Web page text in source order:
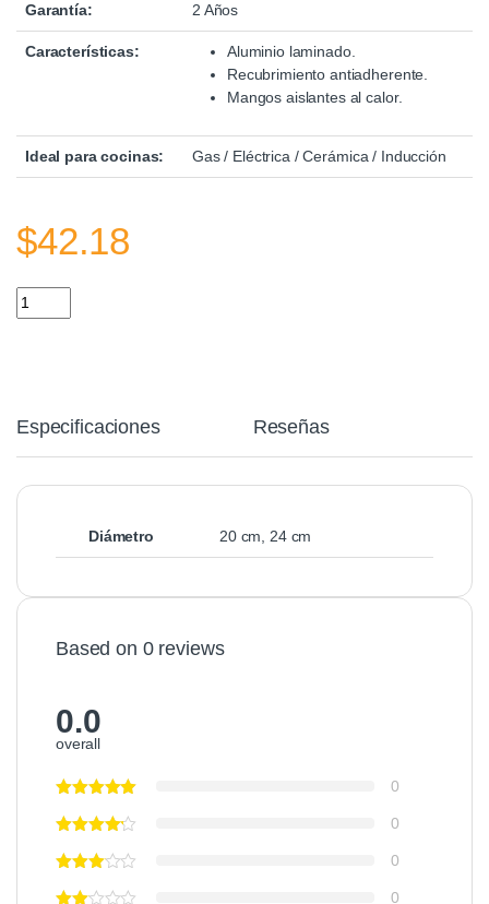
Garantía: 2 Años
Características:
Aluminio laminado.
Recubrimiento antiadherente.
Mangos aislantes al calor.
Ideal para cocinas: Gas / Eléctrica / Cerámica / Inducción
$42.18
Set Cocina Meridiano Rojo quantity
Especificaciones Reseñas
Diámetro 20 cm, 24 cm
Based on 0 reviews
0.0
overall
0
0
0
0